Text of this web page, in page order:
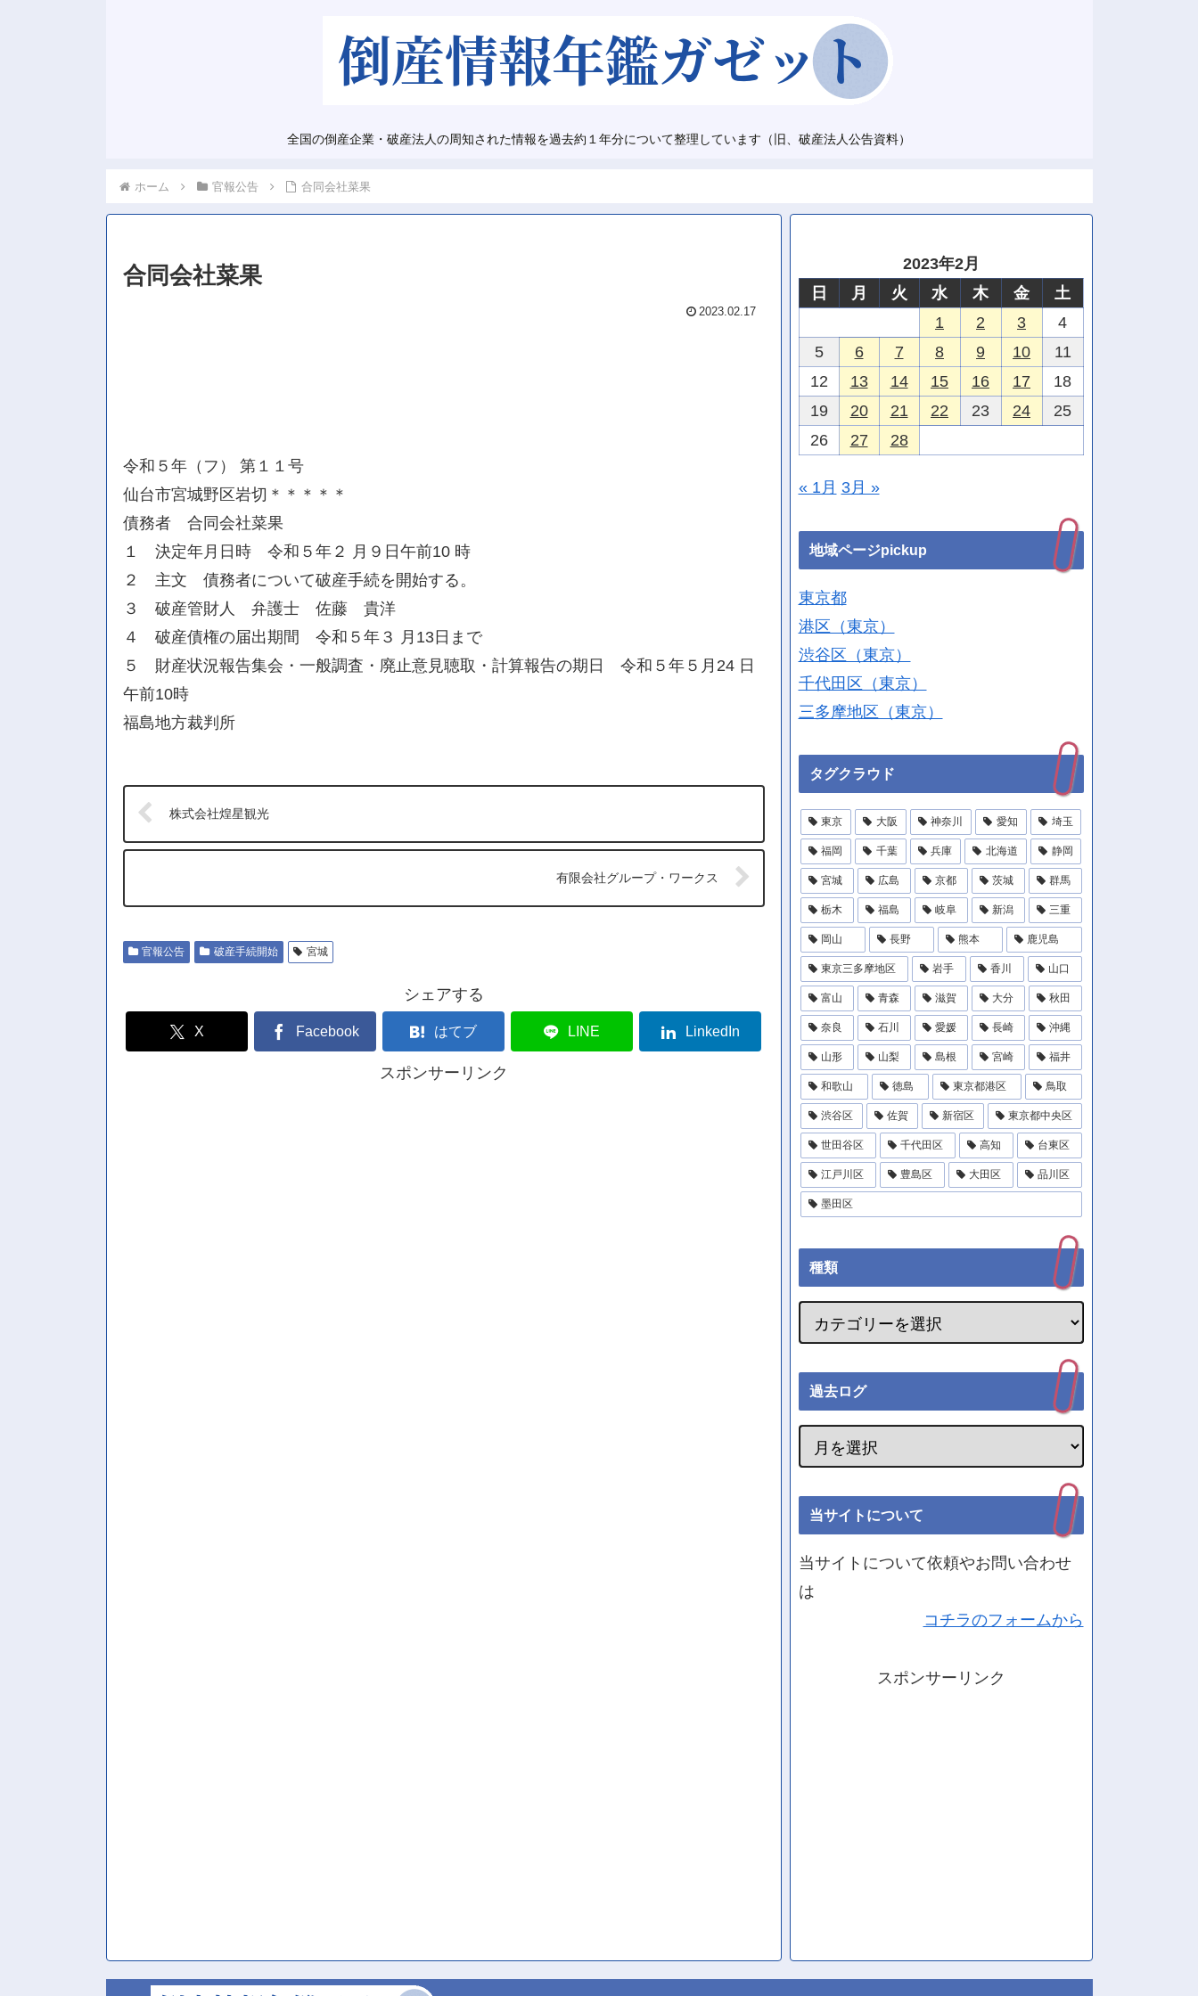
全国の倒産企業・破産法人の周知された情報を過去約１年分について整理しています（旧、破産法人公告資料）
ホーム 官報公告 合同会社菜果
合同会社菜果
2023.02.17
令和５年（フ） 第１１号
仙台市宮城野区岩切＊＊＊＊＊
債務者 合同会社菜果
１ 決定年月日時 令和５年２ 月９日午前10 時
２ 主文 債務者について破産手続を開始する。
３ 破産管財人 弁護士 佐藤 貴洋
４ 破産債権の届出期間 令和５年３ 月13日まで
５ 財産状況報告集会・一般調査・廃止意見聴取・計算報告の期日 令和５年５月24 日
午前10時
福島地方裁判所
株式会社煌星観光
有限会社グループ・ワークス
官報公告 破産手続開始 宮城
シェアする
X Facebook はてブ LINE LinkedIn
スポンサーリンク
2023年2月
日
月 火 水 木 金
土
1
2 3
4
5
6 7 8 9 10
11
12
13 14 15 16 17
18
19
20 21 22 23 24
25
26
27 28
« 1月 3月 »
地域ページpickup
東京都
港区（東京）
渋谷区（東京）
千代田区（東京）
三多摩地区（東京）
タグクラウド
東京 大阪 神奈川 愛知 埼玉
福岡 千葉 兵庫 北海道 静岡
宮城 広島 京都 茨城 群馬
栃木 福島 岐阜 新潟 三重
岡山 長野 熊本 鹿児島
東京三多摩地区 岩手 香川 山口
富山 青森 滋賀 大分 秋田
奈良 石川 愛媛 長崎 沖縄
山形 山梨 島根 宮崎 福井
和歌山 徳島 東京都港区 鳥取
渋谷区 佐賀 新宿区 東京都中央区
世田谷区 千代田区 高知 台東区
江戸川区 豊島区 大田区 品川区
墨田区
種類
過去ログ
当サイトについて
当サイトについて依頼やお問い合わせ
は
コチラのフォームから
スポンサーリンク